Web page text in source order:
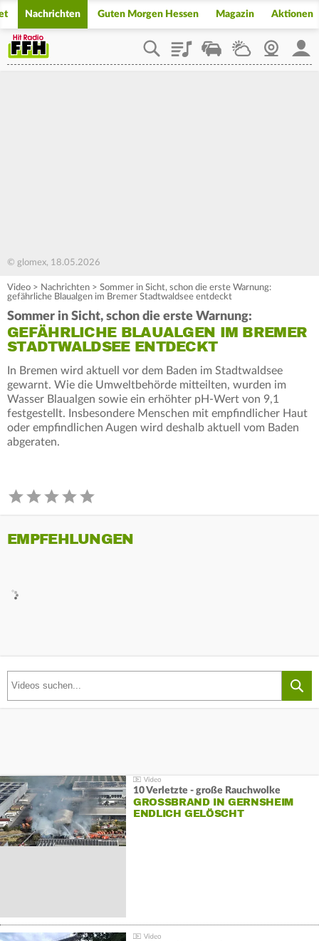
Nachrichten Guten Morgen Hessen Magazin Aktionen
PlaylistStaupilotWetterWebcam
© glomex, 18.05.2026
Video > Nachrichten > Sommer in Sicht, schon die erste Warnung:
gefährliche Blaualgen im Bremer Stadtwaldsee entdeckt
Sommer in Sicht, schon die erste Warnung:
GEFÄHRLICHE BLAUALGEN IM BREMER
STADTWALDSEE ENTDECKT
In Bremen wird aktuell vor dem Baden im Stadtwaldsee
gewarnt. Wie die Umweltbehörde mitteilten, wurden im
Wasser Blaualgen sowie ein erhöhter pH-Wert von 9,1
festgestellt. Insbesondere Menschen mit empfindlicher Haut
oder empfindlichen Augen wird deshalb aktuell vom Baden
abgeraten.
EMPFEHLUNGEN
10 Verletzte - große Rauchwolke
GROSSBRAND IN GERNSHEIM E
NDLICH GELÖSCHT